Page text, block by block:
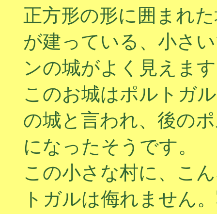
正方形の形に囲まれ
が建っている、小さ
ンの城がよく見えま
このお城はポルトガ
の城と言われ、後の
になったそうです。
この小さな村に、こ
トガルは侮れません